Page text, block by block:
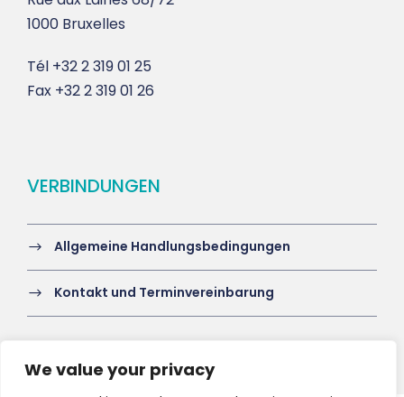
We value your privacy
1000 Bruxelles
Tél +32 2 319 01 25
Fax +32 2 319 01 26
VERBINDUNGEN
Allgemeine Handlungsbedingungen
Kontakt und Terminvereinbarung